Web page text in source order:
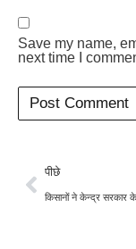
Save my name,
next time I
पीछे